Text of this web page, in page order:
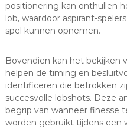
positionering kan onthullen
lob, waardoor aspirant-
spel kunnen opnemen.
Bovendien kan het bekijken
helpen de timing en
identificeren die betrokken
succesvolle lobshots. Deze
begrip van wanneer finesse
worden gebruikt tijdens een